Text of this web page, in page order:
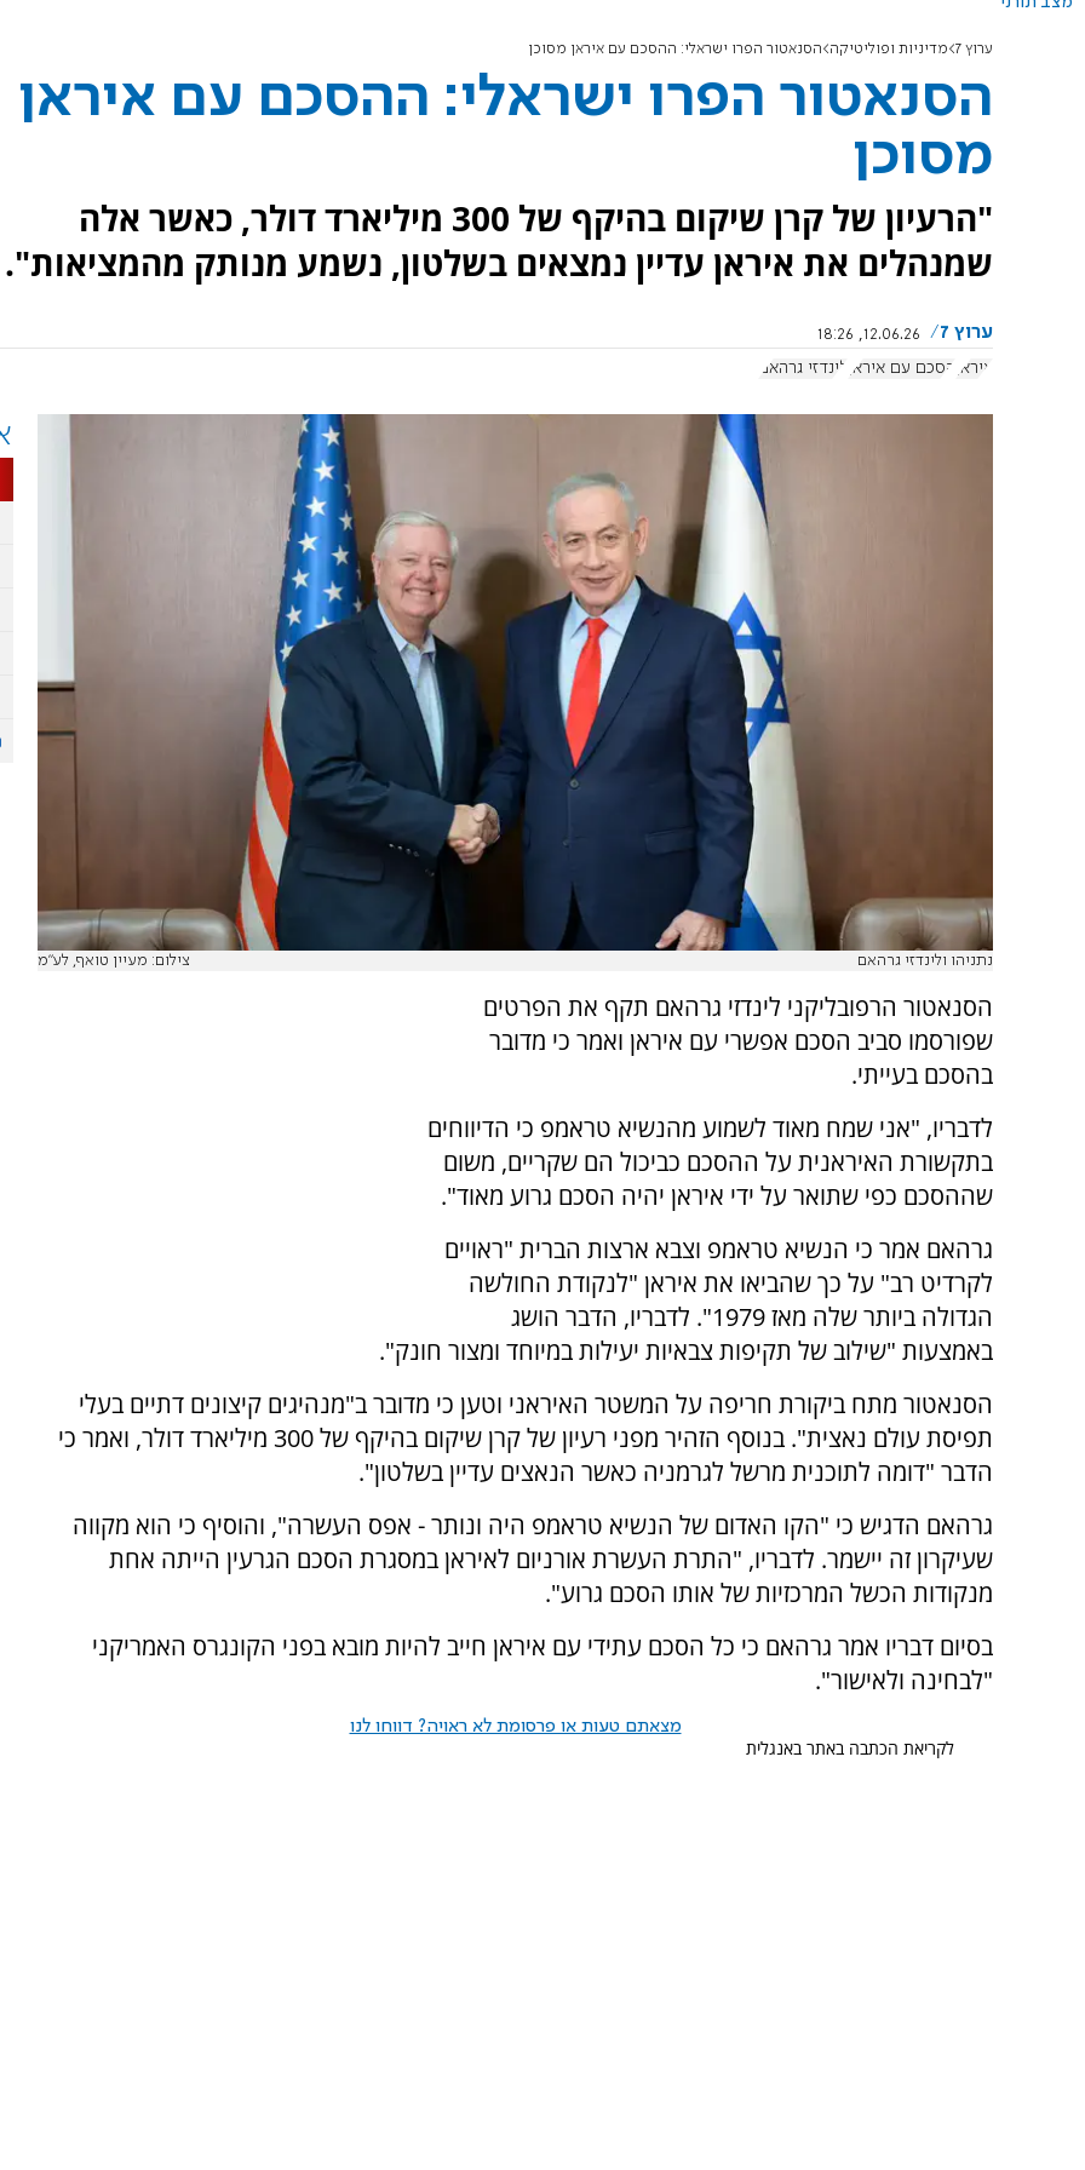
ערוץ 7 מדיניות ופוליטיקה הסנאטור הפרו ישראלי: ההסכם עם איראן מסוכן
הסנאטור הפרו ישראלי: ההסכם עם איראן
מסוכן
"הרעיון של קרן שיקום בהיקף של 300 מיליארד דולר, כאשר אלה
שמנהלים את איראן עדיין נמצאים בשלטון, נשמע מנותק מהמציאות".
ערוץ 7
12.06.26, 18:26
איראן הסכם עם איראן לינדזי גרהאם
נתניהו ולינדזי גרהאם צילום: מעיין טואף, לע"מ
הסנאטור הרפובליקני לינדזי גרהאם תקף את הפרטים
שפורסמו סביב הסכם אפשרי עם איראן ואמר כי מדובר
בהסכם בעייתי.
לדבריו, "אני שמח מאוד לשמוע מהנשיא טראמפ כי הדיווחים
בתקשורת האיראנית על ההסכם כביכול הם שקריים, משום
שההסכם כפי שתואר על ידי איראן יהיה הסכם גרוע מאוד".
גרהאם אמר כי הנשיא טראמפ וצבא ארצות הברית "ראויים
לקרדיט רב" על כך שהביאו את איראן "לנקודת החולשה
הגדולה ביותר שלה מאז 1979". לדבריו, הדבר הושג
באמצעות "שילוב של תקיפות צבאיות יעילות במיוחד ומצור חונק".
הסנאטור מתח ביקורת חריפה על המשטר האיראני וטען כי מדובר ב"מנהיגים קיצונים דתיים בעלי
תפיסת עולם נאצית". בנוסף הזהיר מפני רעיון של קרן שיקום בהיקף של 300 מיליארד דולר, ואמר כי
הדבר "דומה לתוכנית מרשל לגרמניה כאשר הנאצים עדיין בשלטון".
גרהאם הדגיש כי "הקו האדום של הנשיא טראמפ היה ונותר - אפס העשרה", והוסיף כי הוא מקווה
שעיקרון זה יישמר. לדבריו, "התרת העשרת אורניום לאיראן במסגרת הסכם הגרעין הייתה אחת
מנקודות הכשל המרכזיות של אותו הסכם גרוע".
בסיום דבריו אמר גרהאם כי כל הסכם עתידי עם איראן חייב להיות מובא בפני הקונגרס האמריקני
"לבחינה ולאישור".
מצאתם טעות או פרסומת לא ראויה? דווחו לנו
לקריאת הכתבה באתר באנגלית